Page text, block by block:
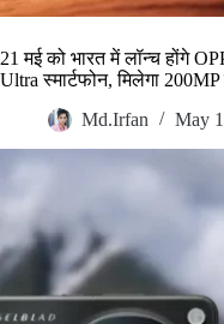
21 मई को भारत में लॉन्च होंगे
Ultra स्मार्टफोन, मिलेगा
Md.Irfan
May